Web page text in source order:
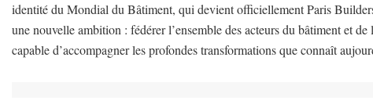
identité du Mondial du Bâtiment, qui devient officiellement Paris
une nouvelle ambition : fédérer l’ensemble des acteurs du bâtiment et
capable d’accompagner les profondes transformations que connaît